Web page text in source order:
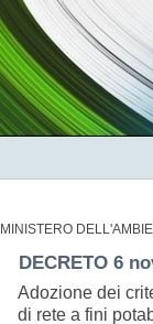
MINISTERO
DECRETO 6
Adozione dei
di rete a fini